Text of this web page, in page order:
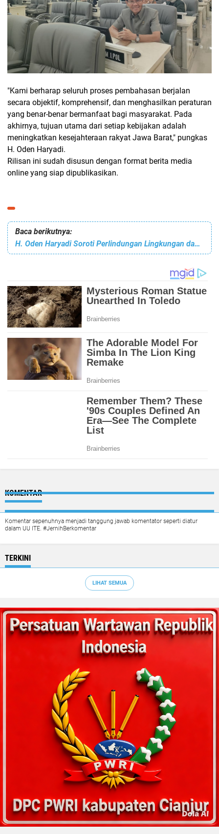
"Kami berharap seluruh proses pembahasan berjalan
secara objektif, komprehensif, dan menghasilkan peraturan
yang benar-benar bermanfaat bagi masyarakat. Pada
akhirnya, tujuan utama dari setiap kebijakan adalah
meningkatkan kesejahteraan rakyat Jawa Barat," pungkas
H. Oden Haryadi.
Rilisan ini sudah disusun dengan format berita media
online yang siap dipublikasikan.
Baca berikutnya:
H. Oden Haryadi Soroti Perlindungan Lingkungan dan Peningkatan Mutu Pendidikan dalam Rapat Paripurna DPRD Jawa Barat
KOMENTAR
Komentar sepenuhnya menjadi tanggung jawab komentator seperti diatur
dalam UU ITE. #JernihBerkomentar
TERKINI
LIHAT SEMUA